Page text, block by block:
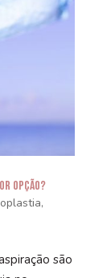
opção?
,
são